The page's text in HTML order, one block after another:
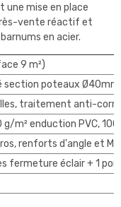
une mise en place
vente réactif et
en acier.
9 m²)
section poteaux Ø40mm
traitement anti-
m² enduction PVC,
renforts d'angle et
fermeture éclair + 1